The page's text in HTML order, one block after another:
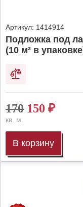
Артикул: 1414914
Подложка под
(10 м² в
170 150 ₽
кв. м.
В корзину